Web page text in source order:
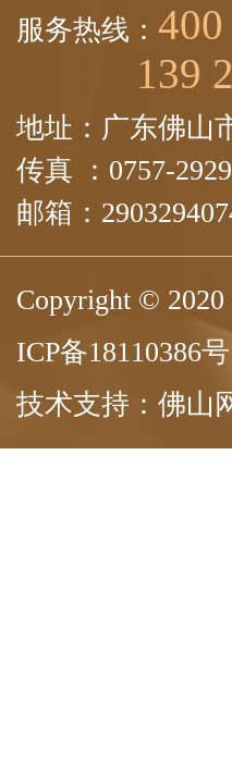
服务热线：
139
地址：广东佛山
传真 ：0757-
邮箱：
Copyright ©
ICP备18110386号
技术支持： 佛山